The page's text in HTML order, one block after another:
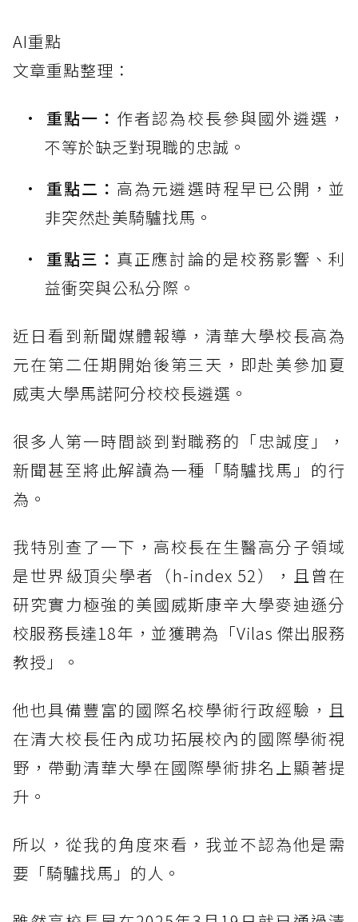
AI重點
文章重點整理：
重點一： 作者認為校長參與國外遴選，
不等於缺乏對現職的忠誠。
重點二： 高為元遴選時程早已公開，並
非突然赴美騎驢找馬。
重點三： 真正應討論的是校務影響、利
益衝突與公私分際。
近日看到新聞媒體報導，清華大學校長高為
元在第二任期開始後第三天，即赴美參加夏
威夷大學馬諾阿分校校長遴選。
很多人第一時間談到對職務的「忠誠度」，
新聞甚至將此解讀為一種「騎驢找馬」的行
為。
我特別查了一下，高校長在生醫高分子領域
是世界級頂尖學者（h-index 52），且曾在
研究實力極強的美國威斯康辛大學麥迪遜分
校服務長達18年，並獲聘為「Vilas 傑出服務
教授」。
他也具備豐富的國際名校學術行政經驗，且
在清大校長任內成功拓展校內的國際學術視
野，帶動清華大學在國際學術排名上顯著提
升。
所以，從我的角度來看，我並不認為他是需
要「騎驢找馬」的人。